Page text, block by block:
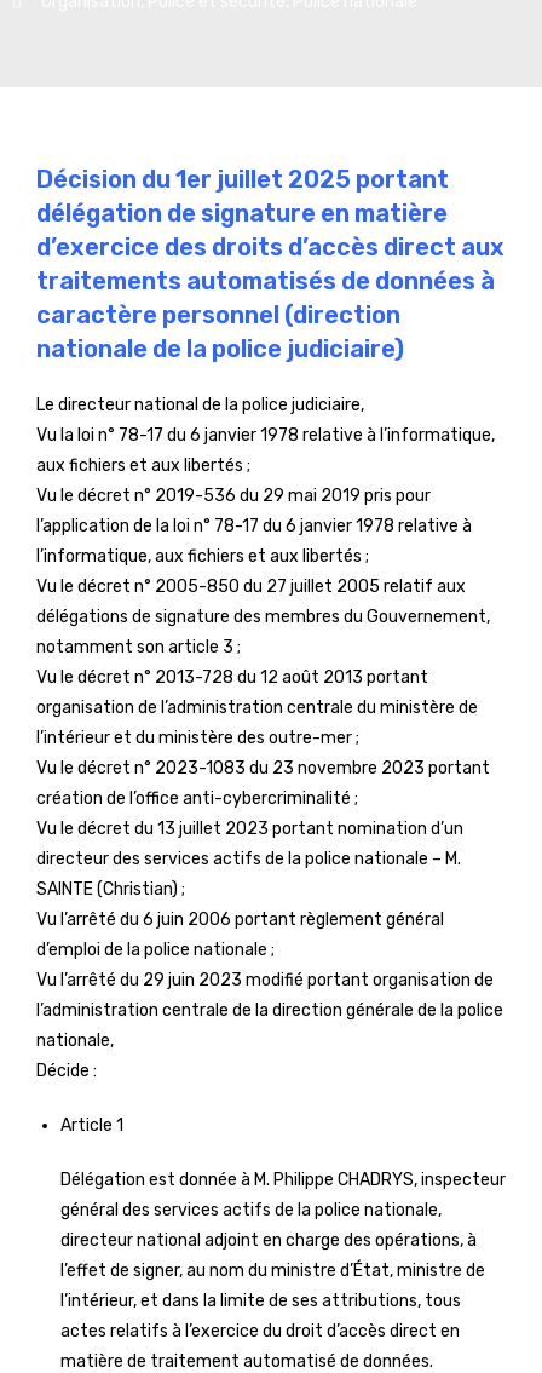
Décision du 1er juillet 2025 portant
délégation de signature en matière
d’exercice des droits d’accès direct aux
traitements automatisés de données à
caractère personnel (direction
nationale de la police judiciaire)
Le directeur national de la police judiciaire,
Vu la loi n° 78-17 du 6 janvier 1978 relative à l’informatique,
aux fichiers et aux libertés ;
Vu le décret n° 2019-536 du 29 mai 2019 pris pour
l’application de la loi n° 78-17 du 6 janvier 1978 relative à
l’informatique, aux fichiers et aux libertés ;
Vu le décret n° 2005-850 du 27 juillet 2005 relatif aux
délégations de signature des membres du Gouvernement,
notamment son article 3 ;
Vu le décret n° 2013-728 du 12 août 2013 portant
organisation de l’administration centrale du ministère de
l’intérieur et du ministère des outre-mer ;
Vu le décret n° 2023-1083 du 23 novembre 2023 portant
création de l’office anti-cybercriminalité ;
Vu le décret du 13 juillet 2023 portant nomination d’un
directeur des services actifs de la police nationale – M.
SAINTE (Christian) ;
Vu l’arrêté du 6 juin 2006 portant règlement général
d’emploi de la police nationale ;
Vu l’arrêté du 29 juin 2023 modifié portant organisation de
l’administration centrale de la direction générale de la police
nationale,
Décide :
Article 1
Délégation est donnée à M. Philippe CHADRYS, inspecteur
général des services actifs de la police nationale,
directeur national adjoint en charge des opérations, à
l’effet de signer, au nom du ministre d’État, ministre de
l’intérieur, et dans la limite de ses attributions, tous
actes relatifs à l’exercice du droit d’accès direct en
matière de traitement automatisé de données.